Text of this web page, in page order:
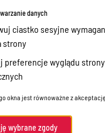
w Powiecie Ostródzkim
publiczna
danych
ciastko sesyjne
strony
preferencje wyglądu
okna jest równoważne z
wybrane zgody